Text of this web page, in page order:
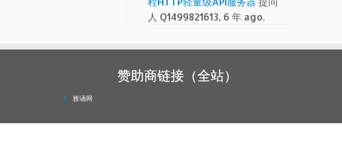
人 Q1499821613, 6 年 ago.
赞助商链接（全站）
雅诵网